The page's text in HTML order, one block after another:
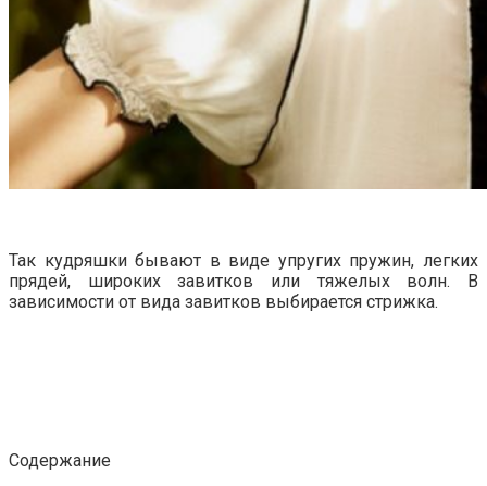
Так кудряшки бывают в виде упругих пружин, легких
прядей, широких завитков или тяжелых волн. В
зависимости от вида завитков выбирается стрижка.
Содержание